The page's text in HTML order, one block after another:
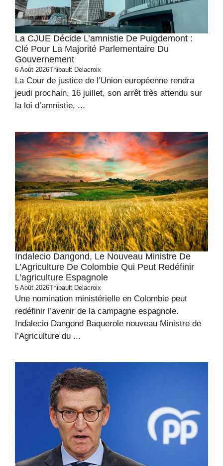
La CJUE Décide L’amnistie De Puigdemont :
Clé Pour La Majorité Parlementaire Du
Gouvernement
6 Août 2026Thibault Delacroix
La Cour de justice de l’Union européenne rendra
jeudi prochain, 16 juillet, son arrêt très attendu sur
la loi d’amnistie, ...
Indalecio Dangond, Le Nouveau Ministre De
L’Agriculture De Colombie Qui Peut Redéfinir
L’agriculture Espagnole
5 Août 2026Thibault Delacroix
Une nomination ministérielle en Colombie peut
redéfinir l’avenir de la campagne espagnole.
Indalecio Dangond Baquerole nouveau Ministre de
l’Agriculture du ...